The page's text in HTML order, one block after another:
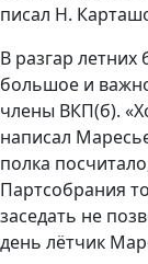
писал Н.
В разгар
большое и
члены ВКП(б).
написал
полка
Партсобрания
заседать не
день лётчик